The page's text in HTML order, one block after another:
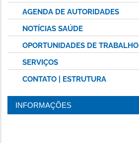
AGENDA DE AUTORIDADES
NOTÍCIAS SAÚDE
OPORTUNIDADES DE TRABALHO
SERVIÇOS
CONTATO | ESTRUTURA
INFORMAÇÕES